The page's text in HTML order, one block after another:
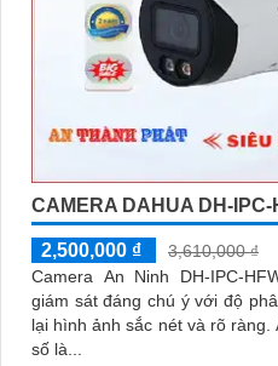
CAMERA DAHUA DH-IPC-
2,500,000 ₫
3,610,000 ₫
Camera An Ninh DH-IPC-
giám sát đáng chú ý với độ
lại hình ảnh sắc nét và rõ ràng. Ấn tượng ơn với những thông
số là...